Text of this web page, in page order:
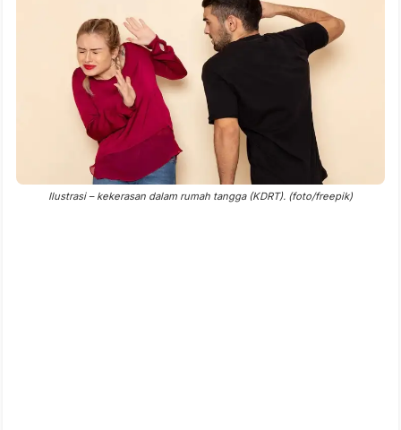
Ilustrasi – kekerasan dalam rumah tangga (KDRT). (foto/freepik)